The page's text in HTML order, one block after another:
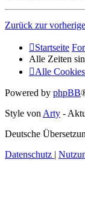
Zurück zur
Startseite
Alle Zeiten
Alle
Powered by phpBB
Style von Arty -
Deutsche
Datenschutz |